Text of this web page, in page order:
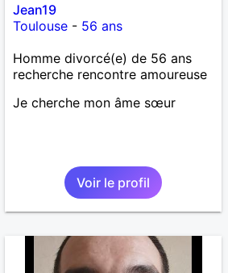
Jean19
Toulouse- 56 ans
Homme divorcé(e) de 56 ans
recherche rencontre amoureuse
Je cherche mon âme sœur
Voir le profil